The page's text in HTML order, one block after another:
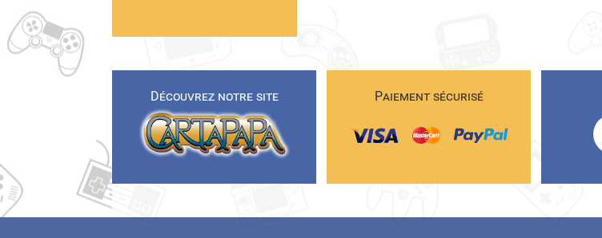
Découvrez notre site Paiement sécurisé